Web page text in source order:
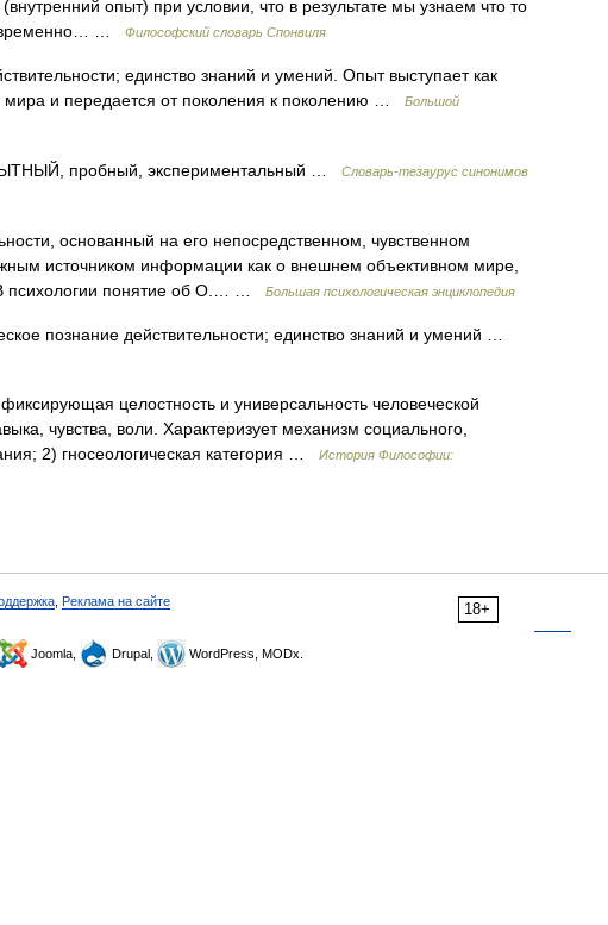
опыт) при условии, что в результате мы узнаем что то
…
Философский словарь Спонвиля
единство знаний и умений. Опыт выступает как
мира и передается от поколения к поколению …
Большой
пробный, экспериментальный …
Словарь-тезаурус синонимов
основанный на его непосредственном, чувственном
источником информации как о внешнем объективном мире,
В психологии понятие об О.… …
Большая психологическая энциклопедия
познание действительности; единство знаний и умений …
целостность и универсальность человеческой
чувства, воли. Характеризует механизм социального,
2) гносеологическая категория …
История Философии:
18+
Реклама на сайте
Joomla, Drupal, WordPress, MODx.